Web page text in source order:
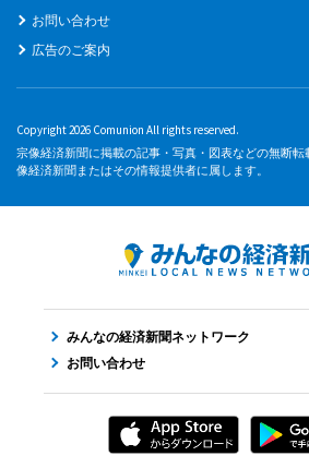
お問い合わせ
広告のご案内
Copyright 2026 Comunion All rights reserved.
宗像経済新聞に掲載の記事・写真・図表などの無断
像経済新聞またはその情報提供者に属します。
みんなの経済新聞ネットワーク
お問い合わせ